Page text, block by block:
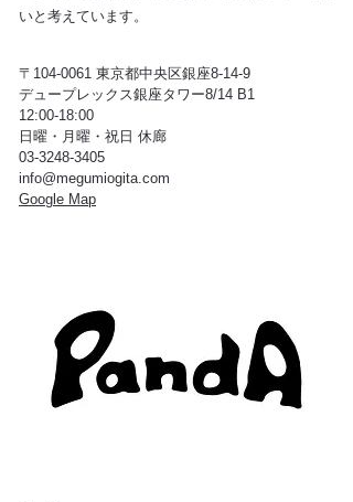
いと考えています。
〒104-0061 東京都中央区銀座8-14-9
デュープレックス銀座タワー8/14 B1
12:00-18:00
日曜・月曜・祝日 休廊
03-3248-3405
info@megumiogita.com
Google Map